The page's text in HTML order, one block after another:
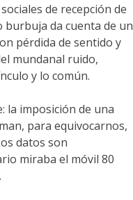
de recepción de
burbuja da cuenta de un
pérdida de sentido y
mundanal ruido,
y lo común.
la imposición de una
para equivocarnos,
datos son
miraba el móvil 80